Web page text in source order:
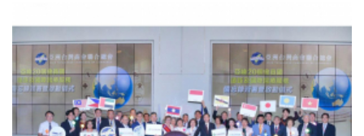
班行為是個人行為，酒商曾透過同事請羅休息，但羅執意不聽、自
身也有過失。據媒體綜合報導，法院調查後指出，羅女實際投入工
作時間不能僅以正式加班申請紀錄計算，包含：活動場地布置、事
後整理、主管透過LINE交辦事項，假日被要求參與的相關課程，都
應納入實際工作時數。法官認定，羅女發病前一個月確實累積97小